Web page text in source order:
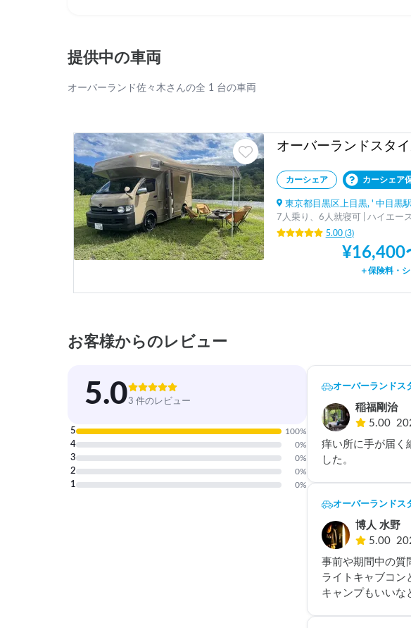
提供中の車両
オーバーランド佐々木さんの全 1 台の車両
カーシェア カーシェア
東京都目黒区上目黒, ' 中目黒駅
7人乗り、6人就寝可 | ハイエース
5.00(3)
¥16,400
＋保険料・
お客様からのレビュー
5.03 件のレビュー
5 100%
4 0%
3 0%
2 0%
1 0%
オーバーランドス
稲福剛治
5.00
痒い所に手が届く
オーバーランドス
博人 水野
5.00
事前や期間中の質
ライトキャブコン
キャンプもいいな